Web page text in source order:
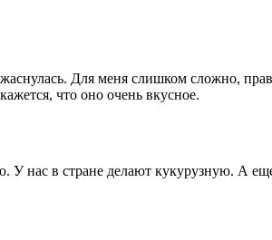
Для меня слишком сложно,
что оно очень вкусное.
нас в стране делают кукурузную. А